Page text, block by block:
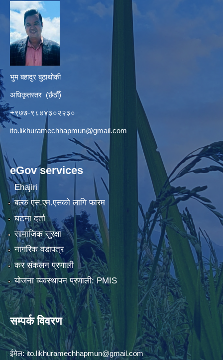
भुम बहादुर बुढाथोकी
अधिकृतस्तर (छैठौँ)
+९७७-९८४४३०२२३०
ito.likhuramechhapmun@gmail.com
eGov services
Ehajiri
बल्क एस.एम.एसको लागि फारम
घटना दर्ता
सामाजिक सुरक्षा
नागरिक वडापत्र
कर संकलन प्रणाली
योजना व्यवस्थापन प्रणाली: PMIS
सम्पर्क विवरण
ईमेल:ito.likhuramechhapmun@gmail.com